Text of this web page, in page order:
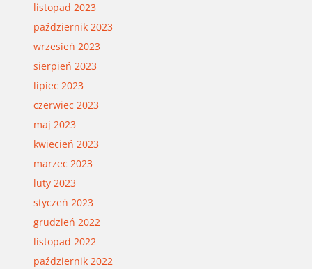
listopad 2023
październik 2023
wrzesień 2023
sierpień 2023
lipiec 2023
czerwiec 2023
maj 2023
kwiecień 2023
marzec 2023
luty 2023
styczeń 2023
grudzień 2022
listopad 2022
październik 2022